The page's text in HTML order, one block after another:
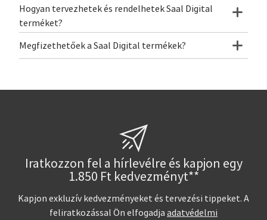
Hogyan tervezhetek és rendelhetek Saal Digital
terméket?
Megfizethetőek a Saal Digital termékek?
Iratkozzon fel a hírlevélre és kapjon egy
1.850 Ft kedvezményt**
Kapjon exkluzív kedvezményeket és tervezési tippeket. A
feliratkozással Ön elfogadja adatvédelmi